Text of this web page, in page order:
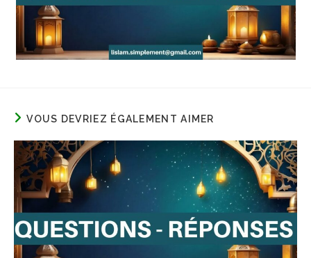
VOUS DEVRIEZ ÉGALEMENT AIMER